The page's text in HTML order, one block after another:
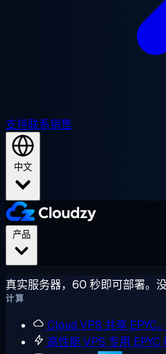
支持联系销售
中文
真实服务器，60 秒即可部署。
计算
Cloud VPS 共享 EPYC
高性能 VPS 专用